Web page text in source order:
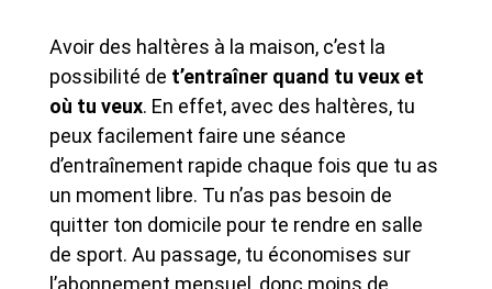
Avoir des haltères à la maison, c’est la
possibilité de t’entraîner quand tu veux et
où tu veux. En effet, avec des haltères, tu
peux facilement faire une séance
d’entraînement rapide chaque fois que tu as
un moment libre. Tu n’as pas besoin de
quitter ton domicile pour te rendre en salle
de sport. Au passage, tu économises sur